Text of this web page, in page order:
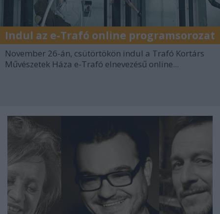
Indul az e-Trafó online programsorozat
November 26-án, csütörtökön indul a Trafó Kortárs
Művészetek Háza e-Trafó elnevezésű online...